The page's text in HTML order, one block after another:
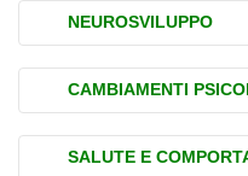
Il periodo della
(pubertà) e
caratterizzate da
neurormonali e
il corpo di un
NEUROSVILUPPO
Durante
importanti sviluppi
spesso legati
CAMBIAMENTI
Oltre ai
SALUTE E